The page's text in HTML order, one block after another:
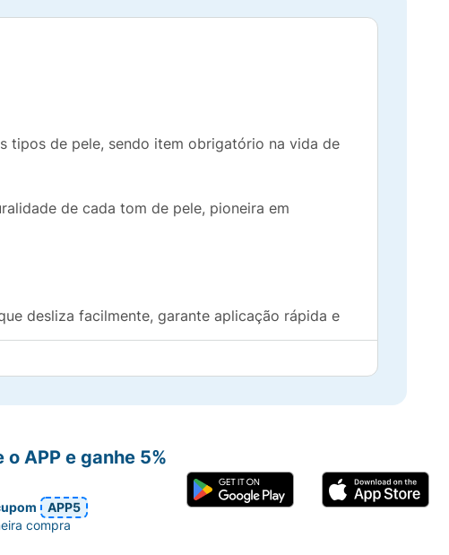
tipos de pele, sendo item obrigatório na vida de
de cada tom de pele, pioneira em
desliza facilmente, garante aplicação rápida e
E (ativo antioxidante) , resistente à água
a Luz Azul, além de ser livre de parabenos e
de proporcionar a construção de camadas na
o APP e ganhe 5%
APP5
compra